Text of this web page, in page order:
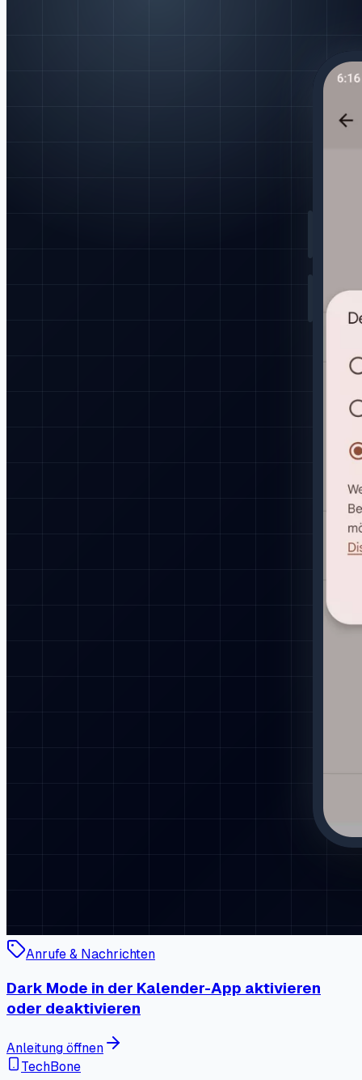
Anrufe & Nachrichten
Dark Mode in der Kalender-App aktivieren
oder deaktivieren
Anleitung öffnen
TechBone